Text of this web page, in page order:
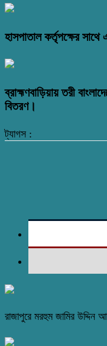
হাসপাতাল কর্তৃপক্ষের
ব্রাহ্মণবাড়িয়ায় তরী
বিতরণ।
ট্যাগস :
রাজাপুরে মরহুম জামির উদ্দিন